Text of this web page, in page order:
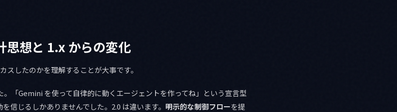
想と 1.x からの変化
スしたのかを理解することが大事です。
。「Gemini を使って自律的に動くエージェントを作ってね」という宣言型
信じるしかありませんでした。2.0 は違います。 明示的な制御フローを提